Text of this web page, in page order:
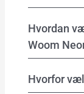
Hvordan
Woom
Hvorfor